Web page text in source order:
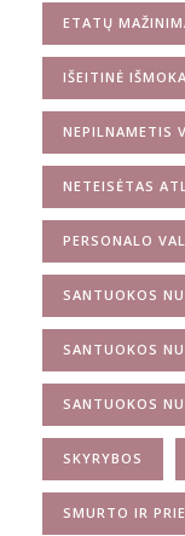
ETATŲ
IŠEITINĖ IŠMOKA
NEPILNAMETIS
NETEISĖTAS
PERSONALO
SANTUOKOS
SANTUOKOS
SANTUOKOS
SKYRYBOS
SMURTO IR